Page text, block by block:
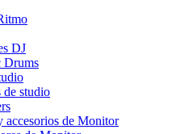
DJ
Drums
de studio
accesorios de Monitor